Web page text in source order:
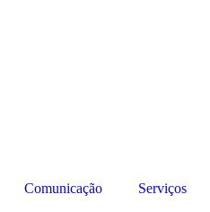
Comunicação Serviços